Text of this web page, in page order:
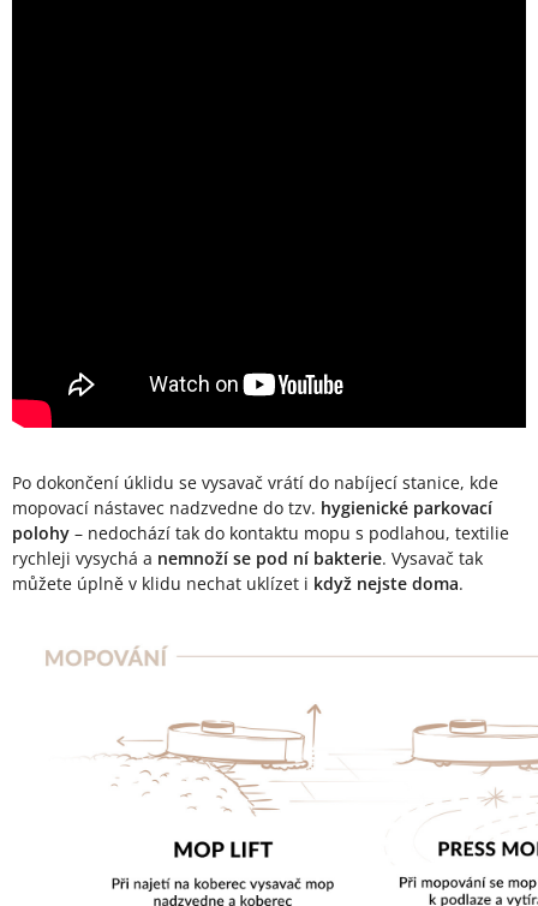
Po dokončení úklidu se vysavač vrátí do nabíjecí stanice, kde
mopovací nástavec nadzvedne do tzv. hygienické parkovací
polohy – nedochází tak do kontaktu mopu s podlahou, textilie
rychleji vysychá a nemnoží se pod ní bakterie. Vysavač tak
můžete úplně v klidu nechat uklízet i když nejste doma.